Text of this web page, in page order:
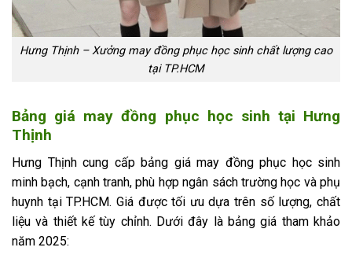
Hưng Thịnh – Xưởng may đồng phục học sinh chất lượng cao
tại TP.HCM
Bảng giá may đồng phục học sinh tại Hưng
Thịnh
Hưng Thịnh cung cấp bảng giá may đồng phục học sinh
minh bạch, cạnh tranh, phù hợp ngân sách trường học và phụ
huynh tại TP.HCM. Giá được tối ưu dựa trên số lượng, chất
liệu và thiết kế tùy chỉnh. Dưới đây là bảng giá tham khảo
năm 2025: